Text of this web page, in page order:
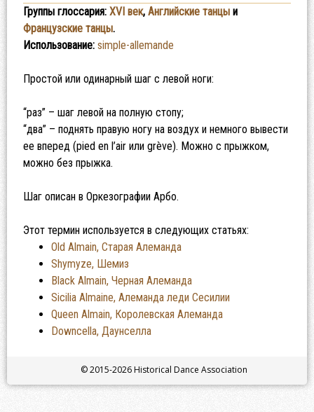
Группы глоссария: XVI век, Английские танцыи
Французские танцы.
Использование: simple-allemande
Простой или одинарный шаг с левой ноги:
“раз” – шаг левой на полную стопу;
“два” – поднять правую ногу на воздух и немного вывести
ее вперед (pied en l’air или grève). Можно с прыжком,
можно без прыжка.
Шаг описан в Оркезографии Арбо.
Этот термин используется в следующих статьях:
Old Almain, Старая Алеманда
Shymyze, Шемиз
Black Almain, Черная Алеманда
Sicilia Almaine, Алеманда леди Сесилии
Queen Almain, Королевская Алеманда
Downcella, Даунселла
© 2015-2026 Historical Dance Association